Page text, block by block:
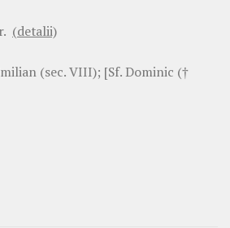
(detalii)
(sec. VIII); [Sf. Dominic (†